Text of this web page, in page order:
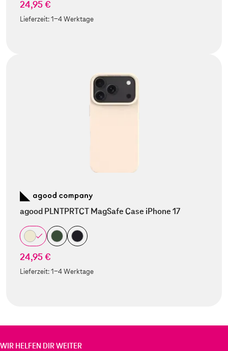
24,95 €
Lieferzeit:1-4 Werktage
agood PLNTPRTCT MagSafe Case iPhone 17
24,95 €
Lieferzeit:1-4 Werktage
WIR HELFEN DIR WEITER